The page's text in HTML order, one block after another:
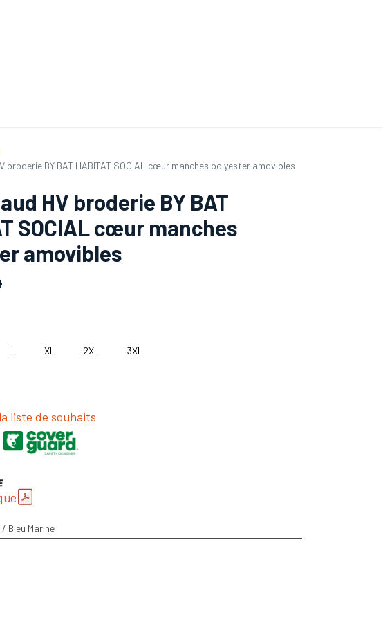
broderie BY BAT HABITAT SOCIAL cœur manches polyester amovibles
HV broderie BY BAT
SOCIAL cœur manches
amovibles
L XL 2XL 3XL
liste de souhaits
Bleu Marine